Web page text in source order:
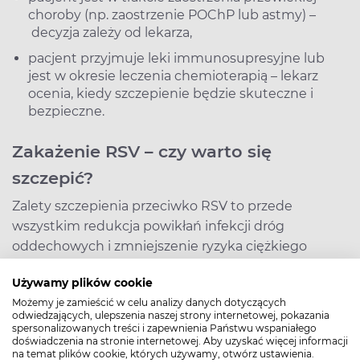
Używamy plików cookie
Możemy je zamieścić w celu analizy danych dotyczących
odwiedzających, ulepszenia naszej strony internetowej, pokazania
spersonalizowanych treści i zapewnienia Państwu wspaniałego
doświadczenia na stronie internetowej. Aby uzyskać więcej informacji
na temat plików cookie, których używamy, otwórz ustawienia.
choroby (np. zaostrzenie POChP lub astmy) –
decyzja zależy od lekarza,
pacjent przyjmuje leki immunosupresyjne lub
jest w okresie leczenia chemioterapią – lekarz
ocenia, kiedy szczepienie będzie skuteczne i
bezpieczne.
Zakażenie RSV – czy warto się
szczepić?
Zalety szczepienia przeciwko RSV to przede
wszystkim redukcja powikłań infekcji dróg
oddechowych i zmniejszenie ryzyka ciężkiego
szczególnie u seniorów i niemowląt. Szczepienie się
kobiet w ciąży zapewnia też ochronę
niemowlętom – przeciwciała przekazywane przez
mamę mogą chronić dziecko nawet do 6. miesiąca